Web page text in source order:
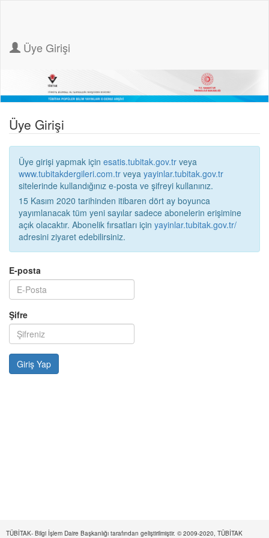
Üye Girişi
Üye Girişi
Üye girişi yapmak için esatis.tubitak.gov.tr veya
www.tubitakdergileri.com.tr veya yayinlar.tubitak.gov.tr
sitelerinde kullandığınız e-posta ve şifreyi kullanınız.
15 Kasım 2020 tarihinden itibaren dört ay boyunca
yayımlanacak tüm yeni sayılar sadece abonelerin erişimine
açık olacaktır. Abonelik fırsatları için yayinlar.tubitak.gov.tr/
adresini ziyaret edebilirsiniz.
E-posta
Şifre
TÜBİTAK- Bilgi İşlem Daire Başkanlığı tarafından geliştirilmiştir. © 2009-2020, TÜBİTAK